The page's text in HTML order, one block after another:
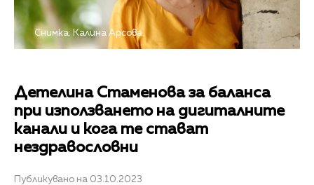
Снимка: Калина Арсова
Детелина Стаменова за баланса
при използването на дигиталните
канали и кога те стават
нездравословни
Публикувано на 03.10.2023